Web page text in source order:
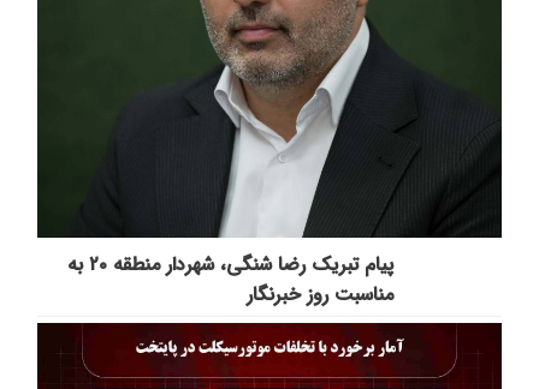
پیام تبریک رضا شنگی، شهردار منطقه ۲۰ به
مناسبت روز خبرنگار